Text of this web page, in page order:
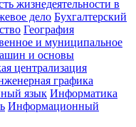
жизнедеятельности в
дело Бухгалтерский
География
и муниципальное
и основы
централизация
графика
язык Информатика
Информационный